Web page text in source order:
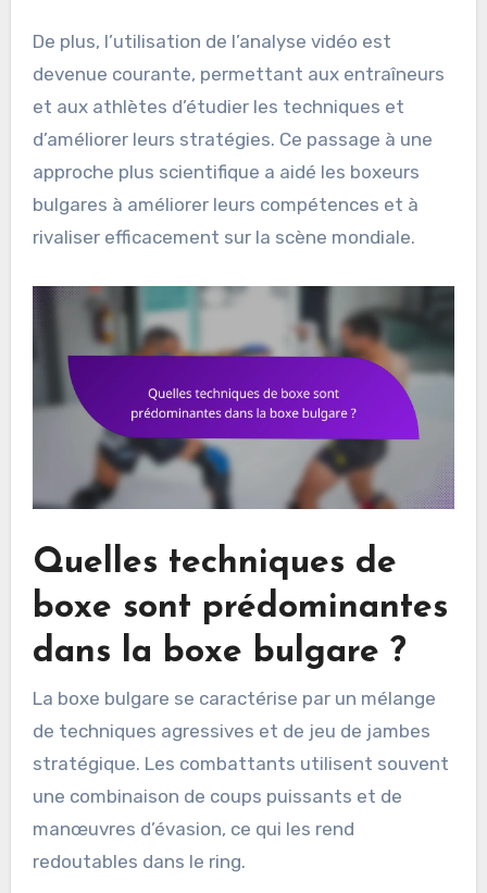
De plus, l’utilisation de l’analyse vidéo est
devenue courante, permettant aux entraîneurs
et aux athlètes d’étudier les techniques et
d’améliorer leurs stratégies. Ce passage à une
approche plus scientifique a aidé les boxeurs
bulgares à améliorer leurs compétences et à
rivaliser efficacement sur la scène mondiale.
Quelles techniques de
boxe sont prédominantes
dans la boxe bulgare ?
La boxe bulgare se caractérise par un mélange
de techniques agressives et de jeu de jambes
stratégique. Les combattants utilisent souvent
une combinaison de coups puissants et de
manœuvres d’évasion, ce qui les rend
redoutables dans le ring.